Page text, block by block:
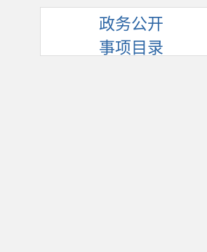
政务公开
事项目录